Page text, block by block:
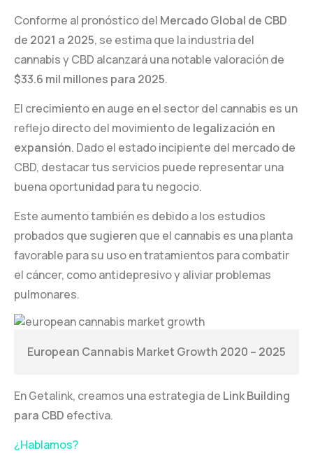
Conforme al pronóstico del Mercado Global de CBD
de 2021 a 2025, se estima que la industria del
cannabis y CBD alcanzará una notable valoración de
$33.6 mil millones para 2025.
El crecimiento en auge en el sector del cannabis es un
reflejo directo del movimiento de legalización en
expansión. Dado el estado incipiente del mercado de
CBD, destacar tus servicios puede representar una
buena oportunidad para tu negocio.
Este aumento también es debido a los estudios
probados que sugieren que el cannabis es una planta
favorable para su uso en tratamientos para combatir
el cáncer, como antidepresivo y aliviar problemas
pulmonares.
European Cannabis Market Growth 2020 – 2025
En Getalink, creamos una estrategia de Link Building
para CBD efectiva.
¿Hablamos?